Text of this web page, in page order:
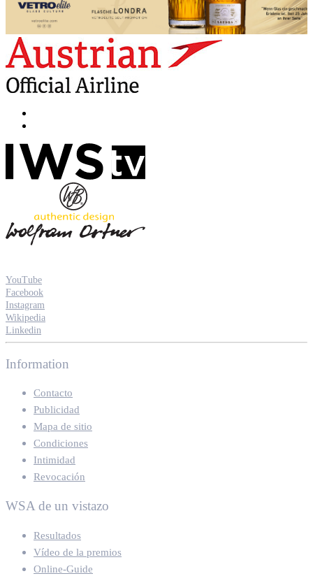
YouTube
Facebook
Instagram
Wikipedia
Linkedin
Information
Contacto
Publicidad
Mapa de sitio
Condiciones
Intimidad
Revocación
WSA de un vistazo
Resultados
Vídeo de la premios
Online-Guide